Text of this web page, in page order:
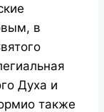
в
Духа и
также